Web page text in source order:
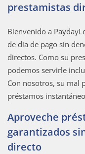
prestamistas
Bienvenido a
de día de pago sin
directos. Como su
podemos servirle
Con nosotros, su mal
préstamos
Aproveche
garantizados
directo